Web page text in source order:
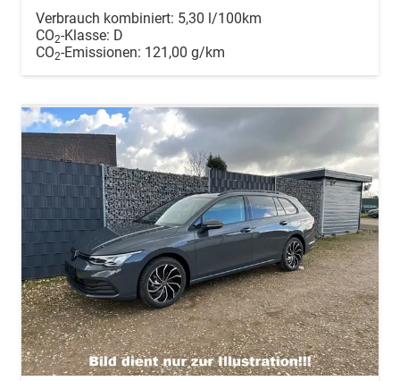
Verbrauch kombiniert: 5,30 l/100km
CO2-Klasse: D
CO2-Emissionen: 121,00 g/km